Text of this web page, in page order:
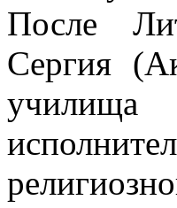
После
Сергия
училища